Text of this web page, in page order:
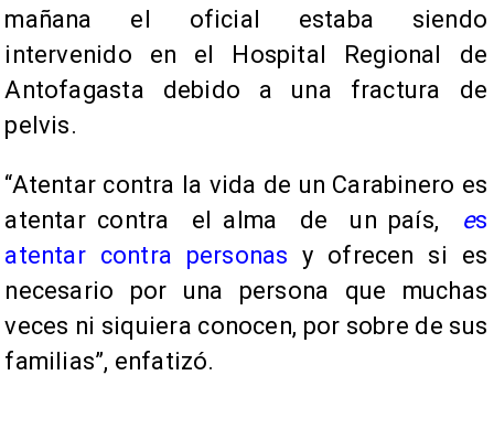
mañana el oficial estaba siendo
intervenido en el Hospital Regional de
Antofagasta debido a una fractura de
pelvis.
“Atentar contra la vida de un Carabinero es
atentar contra
el alma de un país, es
atentar contra personasy ofrecen si es
necesario por una persona que muchas
veces ni siquiera conocen, por sobre de sus
familias”, enfatizó.